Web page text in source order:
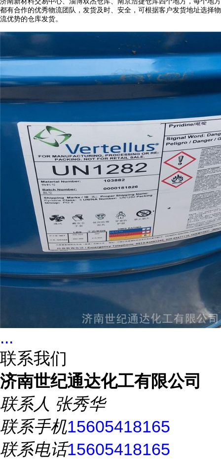
都有合作的优秀物流团队，发货及时、安全，可根据客户发货地址选择物
流优势的仓库发货。
...
联系我们
济南世纪通达化工有限公司
联系人 张秀华
联系手机15605418165
联系电话15605418165